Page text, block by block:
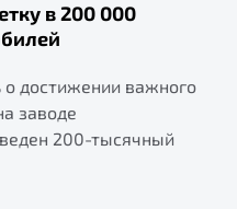
в 200 000
достижении важного
заводе
200-тысячный